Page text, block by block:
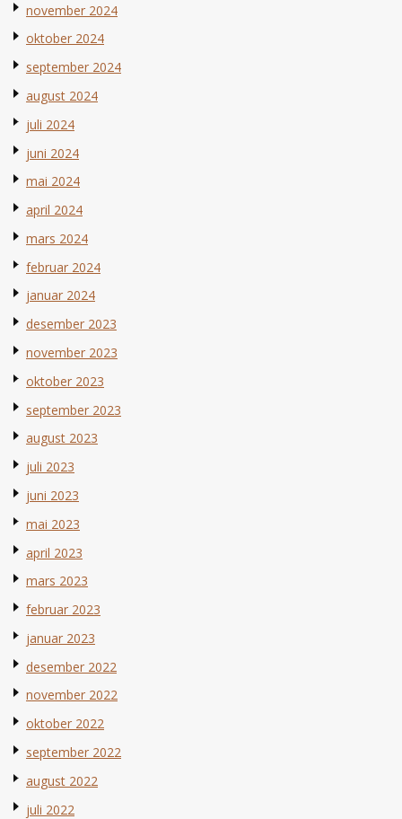
november 2024
oktober 2024
september 2024
august 2024
juli 2024
juni 2024
mai 2024
april 2024
mars 2024
februar 2024
januar 2024
desember 2023
november 2023
oktober 2023
september 2023
august 2023
juli 2023
juni 2023
mai 2023
april 2023
mars 2023
februar 2023
januar 2023
desember 2022
november 2022
oktober 2022
september 2022
august 2022
juli 2022